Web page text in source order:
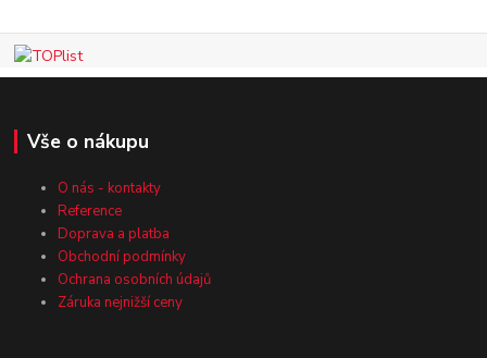
Vše o nákupu
O nás - kontakty
Reference
Doprava a platba
Obchodní podmínky
Ochrana osobních údajů
Záruka nejnižší ceny